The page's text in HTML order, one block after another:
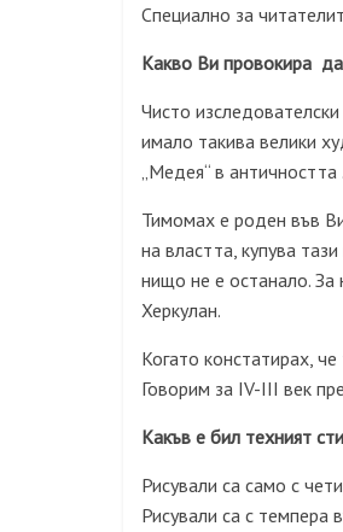
Специално за
Какво Ви провокира
Чисто
имало такива велики
„Медея“ в
Тимомах е роден във
на властта, купува
нищо не е останало. За
Херкулан.
Когато констатирах,
Говорим за ІV-ІІІ век
Какъв е бил техният
Рисували са само с
Рисували са с темпера